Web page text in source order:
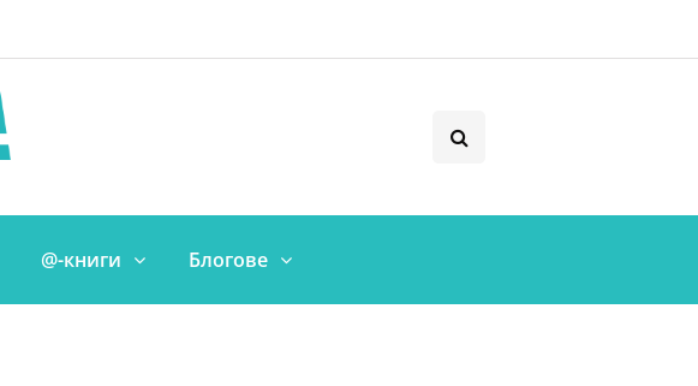
@-книги Блогове